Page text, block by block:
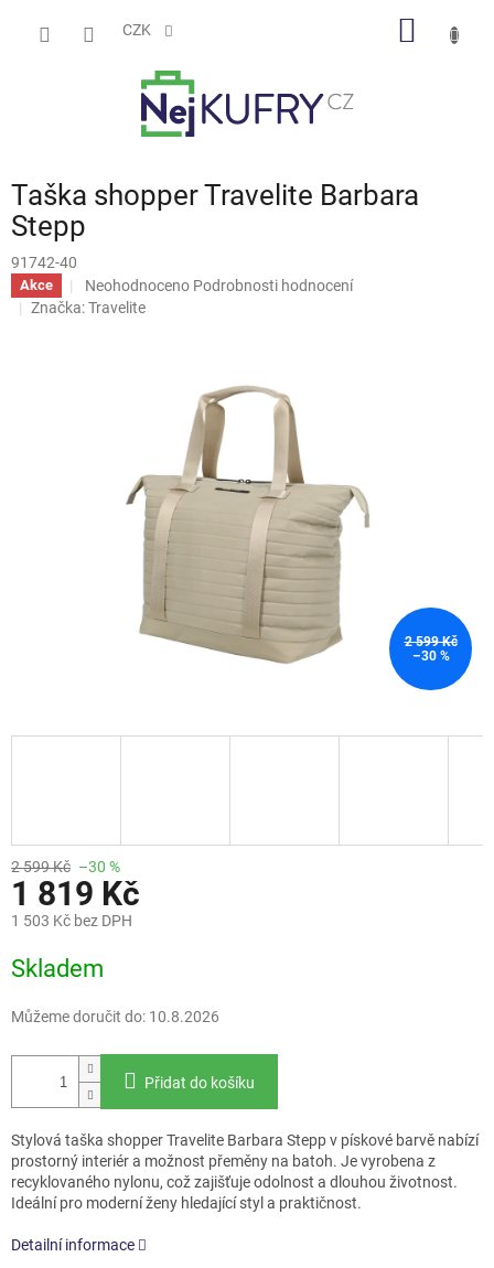
CZK
Taška shopper Travelite Barbara
Stepp
91742-40
Akce
Průměrné
hodnocení
Neohodnoceno Podrobnosti hodnocení
Značka:Travelite
2 599 Kč
–30 %
2 599 Kč –30 %
1 819 Kč
1 503 Kč bez DPH
cena:
Skladem
Můžeme doručit do: 10.8.2026
Přidat do košíku
Stylová taška shopper Travelite Barbara Stepp v pískové barvě nabízí
prostorný interiér a možnost přeměny na batoh. Je vyrobena z
recyklovaného nylonu, což zajišťuje odolnost a dlouhou životnost.
Ideální pro moderní ženy hledající styl a praktičnost.
Detailní informace